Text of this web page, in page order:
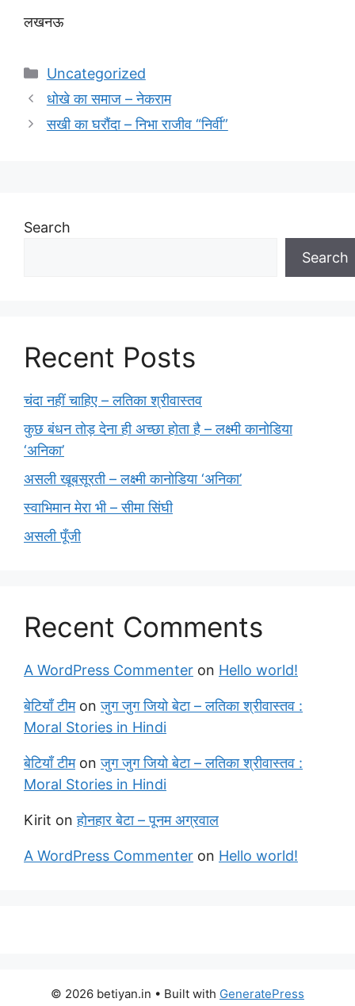
लखनऊ
Categories
Uncategorized
धोखे का समाज – नेकराम
सखी का घरौंदा – निभा राजीव “निर्वी”
Search
Search
Recent Posts
चंदा नहीं चाहिए – लतिका श्रीवास्तव
कुछ बंधन तोड़ देना ही अच्छा होता है – लक्ष्मी कानोडिया
‘अनिका’
असली खूबसूरती – लक्ष्मी कानोडिया ‘अनिका’
स्वाभिमान मेरा भी – सीमा सिंघी
असली पूँजी
Recent Comments
A WordPress Commenter on Hello world!
बेटियाँ टीमonजुग जुग जियो बेटा – लतिका श्रीवास्तव :
Moral Stories in Hindi
बेटियाँ टीमonजुग जुग जियो बेटा – लतिका श्रीवास्तव :
Moral Stories in Hindi
Kirit onहोनहार बेटा – पूनम अग्रवाल
A WordPress Commenter on Hello world!
© 2026 betiyan.in • Built with GeneratePress